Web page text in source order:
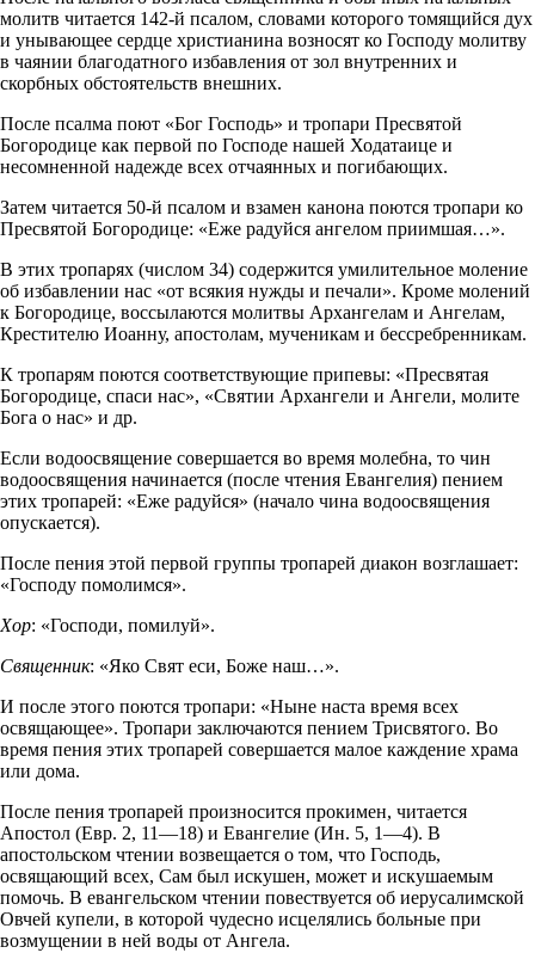
молитв читается 142-й псалом, словами которого томящийся дух
и унывающее сердце христианина возносят ко Господу молитву
в чаянии благодатного избавления от зол внутренних и
скорбных обстоятельств внешних.
После псалма поют «Бог Господь» и тропари Пресвятой
Богородице как первой по Господе нашей Ходатаице и
несомненной надежде всех отчаянных и погибающих.
Затем читается 50-й псалом и взамен канона поются тропари ко
Пресвятой Богородице: «Еже радуйся ангелом приимшая…».
В этих тропарях (числом 34) содержится умилительное моление
об избавлении нас «от всякия нужды и печали». Кроме молений
к Богородице, воссылаются молитвы Архангелам и Ангелам,
Крестителю Иоанну, апостолам, мученикам и бессребренникам.
К тропарям поются соответствующие припевы: «Пресвятая
Богородице, спаси нас», «Святии Архангели и Ангели, молите
Бога о нас» и др.
Если водоосвящение совершается во время молебна, то чин
водоосвящения начинается (после чтения Евангелия) пением
этих тропарей: «Еже радуйся» (начало чина водоосвящения
опускается).
После пения этой первой группы тропарей диакон возглашает:
«Господу помолимся».
Хор: «Господи, помилуй».
Священник: «Яко Свят еси, Боже наш…».
И после этого поются тропари: «Ныне наста время всех
освящающее». Тропари заключаются пением Трисвятого. Во
время пения этих тропарей совершается малое каждение храма
или дома.
После пения тропарей произносится прокимен, читается
Апостол (Евр. 2, 11—18) и Евангелие (Ин. 5, 1—4). В
апостольском чтении возвещается о том, что Господь,
освящающий всех, Сам был искушен, может и искушаемым
помочь. В евангельском чтении повествуется об иерусалимской
Овчей купели, в которой чудесно исцелялись больные при
возмущении в ней воды от Ангела.